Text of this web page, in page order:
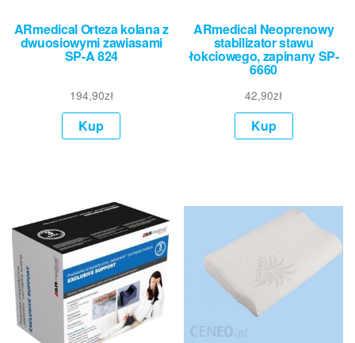
ARmedical Orteza kolana z
dwuosiowymi zawiasami
SP-A 824
194,90zł
Kup
ARmedical Neoprenowy
stabilizator stawu
łokciowego, zapinany SP-
6660
42,90zł
Kup